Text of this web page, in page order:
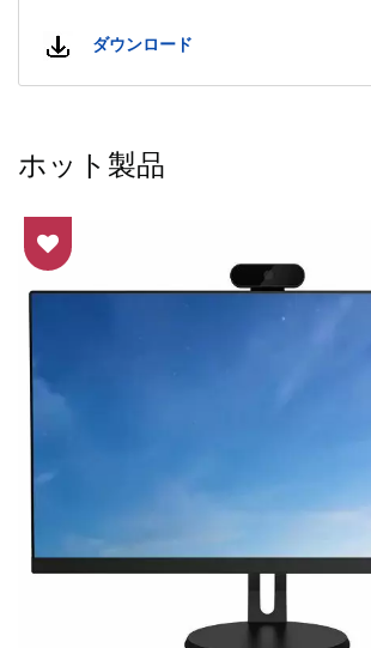
ダウンロード
ホット製品